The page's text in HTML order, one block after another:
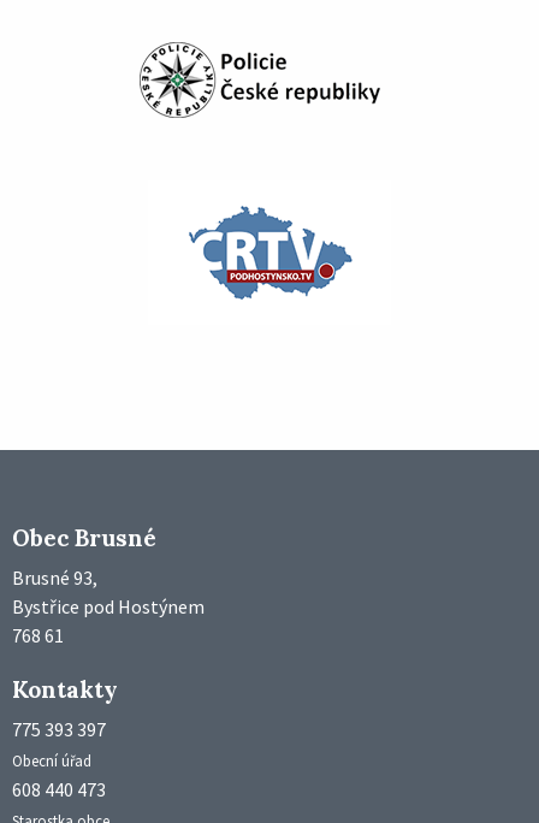
Obec Brusné
Brusné 93,
Bystřice pod Hostýnem
768 61
Kontakty
775 393 397
Obecní úřad
608 440 473